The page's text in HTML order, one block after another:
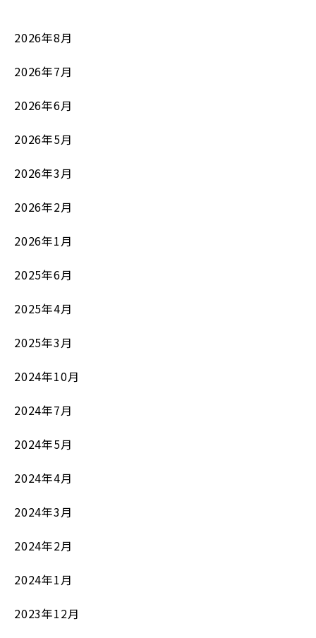
2026年8月
2026年7月
2026年6月
2026年5月
2026年3月
2026年2月
2026年1月
2025年6月
2025年4月
2025年3月
2024年10月
2024年7月
2024年5月
2024年4月
2024年3月
2024年2月
2024年1月
2023年12月